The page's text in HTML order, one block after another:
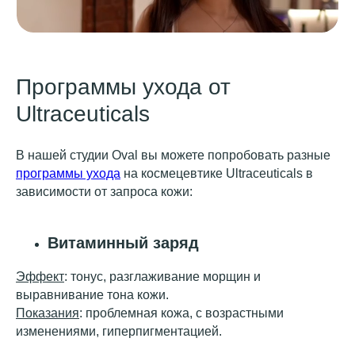
Программы ухода от
Ultraceuticals
В нашей студии Oval вы можете попробовать разные
программы ухода на космецевтике Ultraceuticals в
зависимости от запроса кожи:
​​Витаминный заряд
Эффект: тонус, разглаживание морщин и
выравнивание тона кожи.
Показания: проблемная кожа, с возрастными
изменениями, гиперпигментацией.